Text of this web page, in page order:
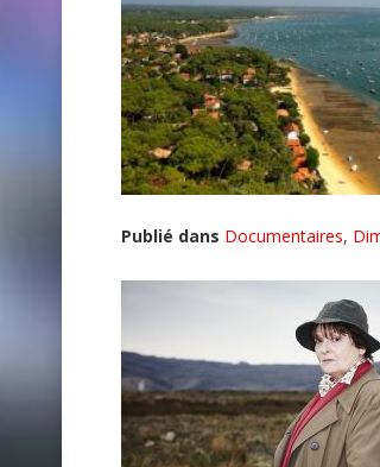
Publié dans Documentaires,